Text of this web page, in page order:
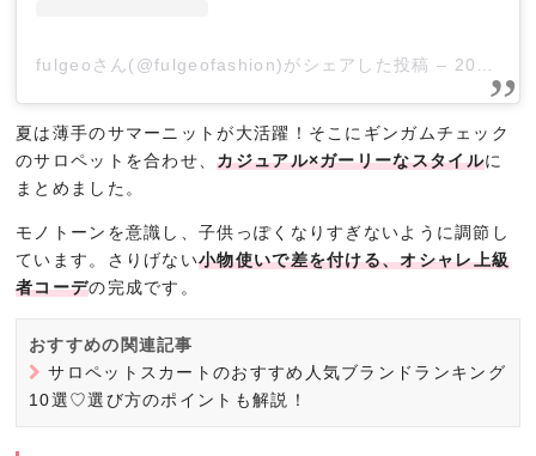
fulgeoさん(@fulgeofashion)がシェアした投稿 – 2019年 5月月1日午後3時13分PDT
夏は薄手のサマーニットが大活躍！そこにギンガムチェック
のサロペットを合わせ、カジュアル×ガーリーなスタイルに
まとめました。
モノトーンを意識し、子供っぽくなりすぎないように調節し
ています。さりげない小物使いで差を付ける、オシャレ上級
者コーデの完成です。
おすすめの関連記事
サロペットスカートのおすすめ人気ブランドランキング
10選♡選び方のポイントも解説！